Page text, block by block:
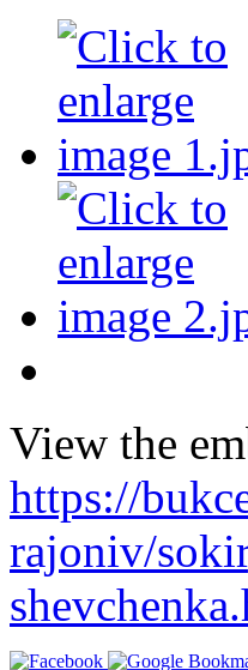
View the
https://
rajoniv/